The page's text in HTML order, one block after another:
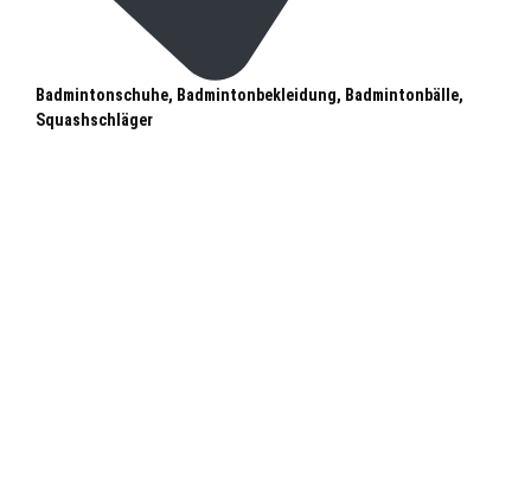
Badmintonschuhe, Badmintonbekleidung, Badmintonbälle,
Squashschläger